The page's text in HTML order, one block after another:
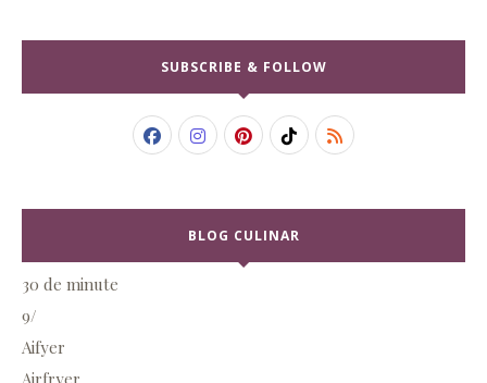
SUBSCRIBE & FOLLOW
BLOG CULINAR
30 de minute
9/
Aifyer